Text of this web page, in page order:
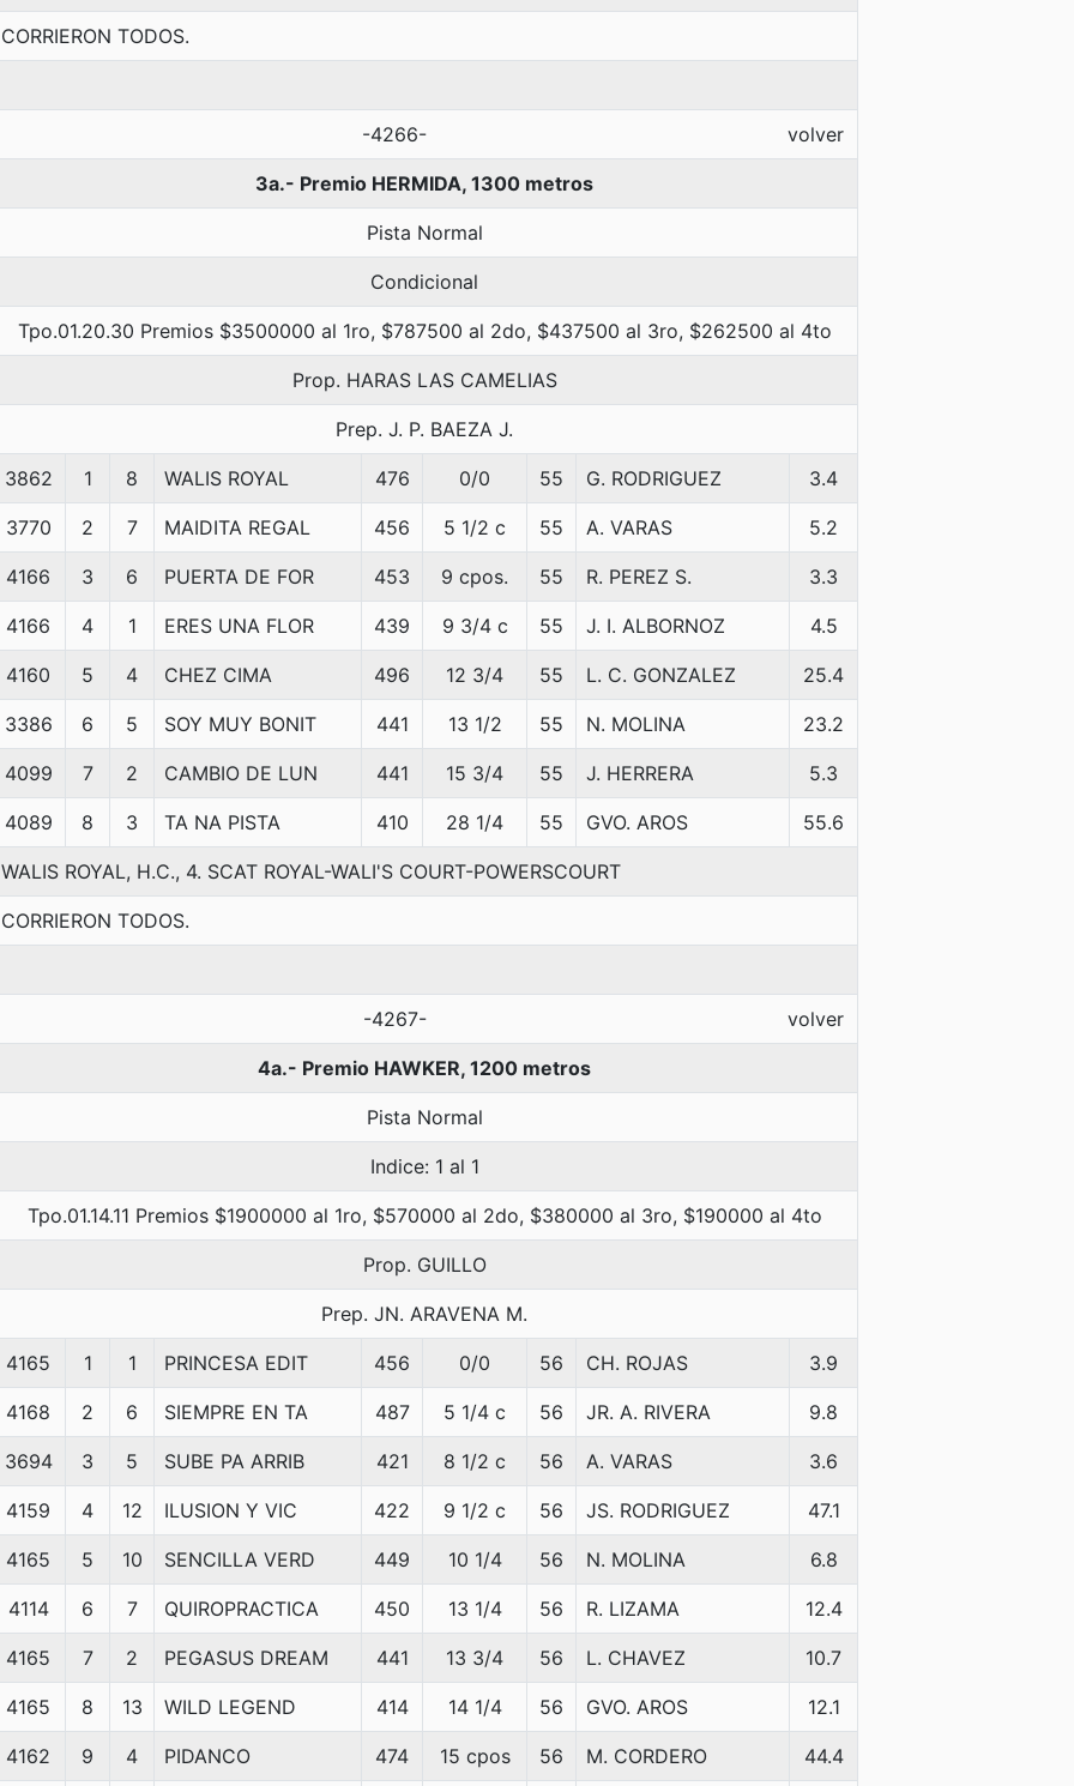
CORRIERON TODOS.
-4266- volver
3a.- Premio HERMIDA, 1300 metros
Pista Normal
Condicional
Tpo.01.20.30 Premios $3500000 al 1ro, $787500 al 2do, $437500 al 3ro, $262500 al 4to
Prop. HARAS LAS CAMELIAS
Prep. J. P. BAEZA J.
3862 1 8 WALIS ROYAL 476 0/0 55 G. RODRIGUEZ 3.4
3770 2 7 MAIDITA REGAL 456 5 1/2 c 55 A. VARAS 5.2
4166 3 6 PUERTA DE FOR 453 9 cpos. 55 R. PEREZ S. 3.3
4166 4 1 ERES UNA FLOR 439 9 3/4 c 55 J. I. ALBORNOZ 4.5
4160 5 4 CHEZ CIMA 496 12 3/4 55 L. C. GONZALEZ 25.4
3386 6 5 SOY MUY BONIT 441 13 1/2 55 N. MOLINA 23.2
4099 7 2 CAMBIO DE LUN 441 15 3/4 55 J. HERRERA 5.3
4089 8 3 TA NA PISTA 410 28 1/4 55 GVO. AROS 55.6
WALIS ROYAL, H.C., 4. SCAT ROYAL-WALI'S COURT-POWERSCOURT
CORRIERON TODOS.
-4267- volver
4a.- Premio HAWKER, 1200 metros
Pista Normal
Indice: 1 al 1
Tpo.01.14.11 Premios $1900000 al 1ro, $570000 al 2do, $380000 al 3ro, $190000 al 4to
Prop. GUILLO
Prep. JN. ARAVENA M.
4165 1 1 PRINCESA EDIT 456 0/0 56 CH. ROJAS 3.9
4168 2 6 SIEMPRE EN TA 487 5 1/4 c 56 JR. A. RIVERA 9.8
3694 3 5 SUBE PA ARRIB 421 8 1/2 c 56 A. VARAS 3.6
4159 4 12 ILUSION Y VIC 422 9 1/2 c 56 JS. RODRIGUEZ 47.1
4165 5 10 SENCILLA VERD 449 10 1/4 56 N. MOLINA 6.8
4114 6 7 QUIROPRACTICA 450 13 1/4 56 R. LIZAMA 12.4
4165 7 2 PEGASUS DREAM 441 13 3/4 56 L. CHAVEZ 10.7
4165 8 13 WILD LEGEND 414 14 1/4 56 GVO. AROS 12.1
4162 9 4 PIDANCO 474 15 cpos 56 M. CORDERO 44.4